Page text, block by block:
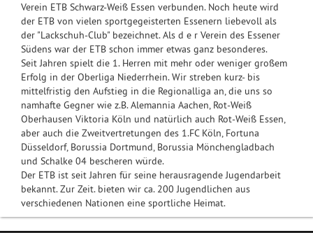
Verein ETB Schwarz-Weiß Essen verbunden. Noch heute wird
der ETB von vielen sportgegeisterten Essenern liebevoll als
der "Lackschuh-Club" bezeichnet. Als d e r Verein des Essener
Südens war der ETB schon immer etwas ganz besonderes.
Seit Jahren spielt die 1. Herren mit mehr oder weniger großem
Erfolg in der Oberliga Niederrhein. Wir streben kurz- bis
mittelfristig den Aufstieg in die Regionalliga an, die uns so
namhafte Gegner wie z.B. Alemannia Aachen, Rot-Weiß
Oberhausen Viktoria Köln und natürlich auch Rot-Weiß Essen,
aber auch die Zweitvertretungen des 1.FC Köln, Fortuna
Düsseldorf, Borussia Dortmund, Borussia Mönchengladbach
und Schalke 04 bescheren würde.
Der ETB ist seit Jahren für seine herausragende Jugendarbeit
bekannt. Zur Zeit. bieten wir ca. 200 Jugendlichen aus
verschiedenen Nationen eine sportliche Heimat.